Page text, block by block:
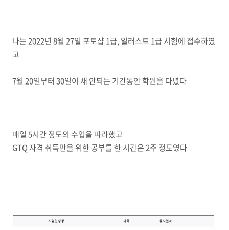
나는 2022년 8월 27일 포토샵 1급, 일러스트 1급 시험에 접수하였
고
7월 20일부터 30일이 채 안되는 기간동안 학원을 다녔다
매일 5시간 정도의 수업을 따라했고
GTQ 자격 취득만을 위한 공부를 한 시간은 2주 정도였다